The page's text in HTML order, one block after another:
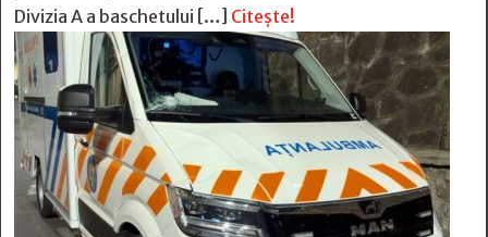
Divizia A a baschetului […] Citește!